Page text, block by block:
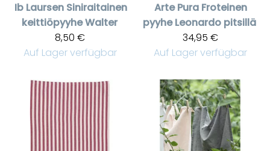
Ib Laursen Siniraitainen
keittiöpyyhe Walter
8,50 €
Auf Lager verfügbar
Arte Pura Froteinen
pyyhe Leonardo pitsillä
34,95 €
Auf Lager verfügbar